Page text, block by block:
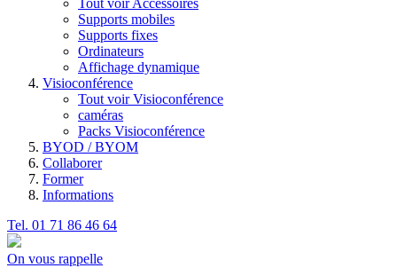
Tout voir Accessoires
Supports mobiles
Supports fixes
Ordinateurs
Affichage dynamique
Visioconférence
Tout voir Visioconférence
caméras
Packs Visioconférence
BYOD / BYOM
Collaborer
Former
Informations
Tel. 01 71 86 46 64
On vous rappelle